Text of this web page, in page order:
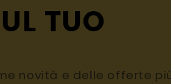
TUO
novità e delle offerte